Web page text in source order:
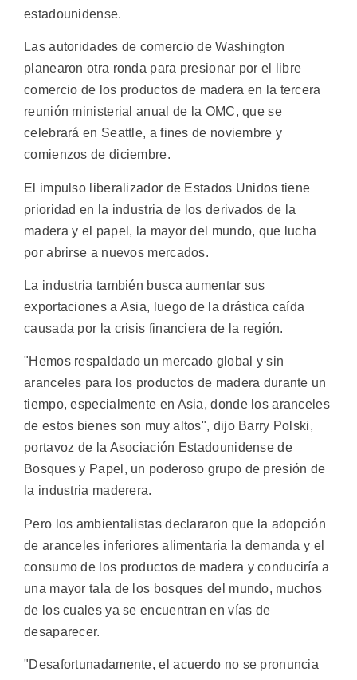
estadounidense.
Las autoridades de comercio de Washington
planearon otra ronda para presionar por el libre
comercio de los productos de madera en la tercera
reunión ministerial anual de la OMC, que se
celebrará en Seattle, a fines de noviembre y
comienzos de diciembre.
El impulso liberalizador de Estados Unidos tiene
prioridad en la industria de los derivados de la
madera y el papel, la mayor del mundo, que lucha
por abrirse a nuevos mercados.
La industria también busca aumentar sus
exportaciones a Asia, luego de la drástica caída
causada por la crisis financiera de la región.
"Hemos respaldado un mercado global y sin
aranceles para los productos de madera durante un
tiempo, especialmente en Asia, donde los aranceles
de estos bienes son muy altos", dijo Barry Polski,
portavoz de la Asociación Estadounidense de
Bosques y Papel, un poderoso grupo de presión de
la industria maderera.
Pero los ambientalistas declararon que la adopción
de aranceles inferiores alimentaría la demanda y el
consumo de los productos de madera y conduciría a
una mayor tala de los bosques del mundo, muchos
de los cuales ya se encuentran en vías de
desaparecer.
"Desafortunadamente, el acuerdo no se pronuncia